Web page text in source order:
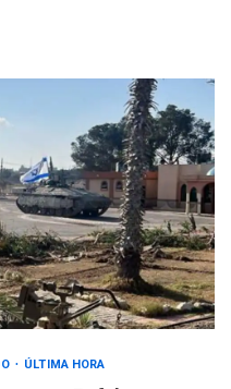
ÚLTIMA HORA